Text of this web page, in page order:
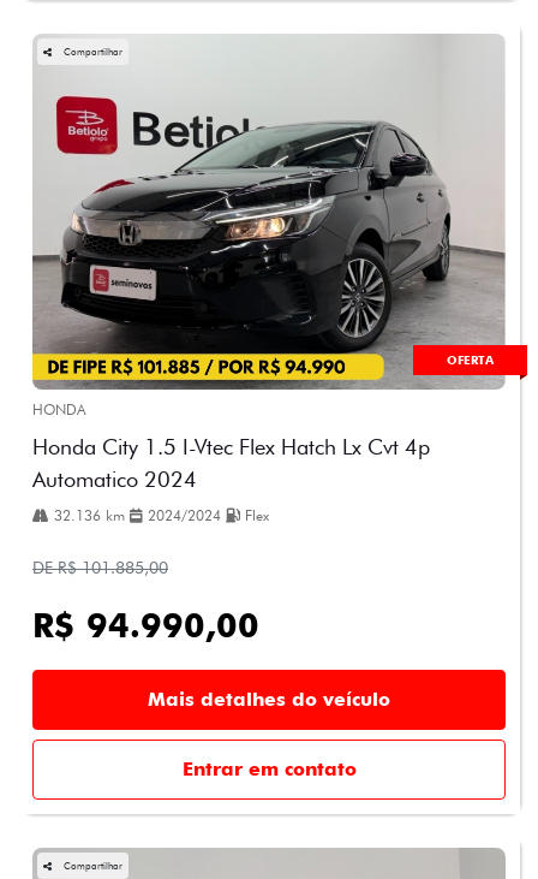
OFERTA
Compartilhar
HONDA
Honda City 1.5 I-Vtec Flex Hatch Lx Cvt 4p
Automatico 2024
32.136 km 2024/2024 Flex
DE R$ 101.885,00
R$ 94.990,00
Mais detalhes do veículo
Entrar em contato
Compartilhar